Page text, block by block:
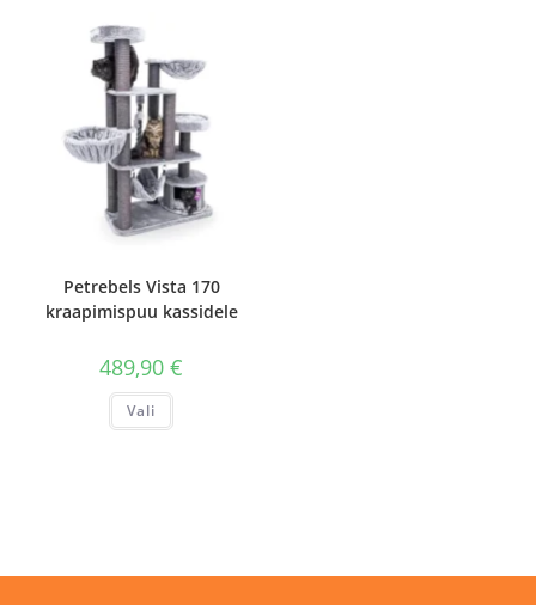
saab
teha
tootelehel.
Petrebels Vista 170
kraapimispuu kassidele
489,90€
Vali
Sellel
on